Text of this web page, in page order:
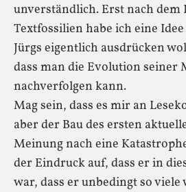
unverständlich. Erst nach dem
Textfossilien habe ich eine
Jürgs eigentlich ausdrücken
dass man die Evolution seiner
nachverfolgen kann.
Mag sein, dass es mir an
aber der Bau des ersten
Meinung nach eine
der Eindruck auf, dass er in
war, dass er unbedingt so